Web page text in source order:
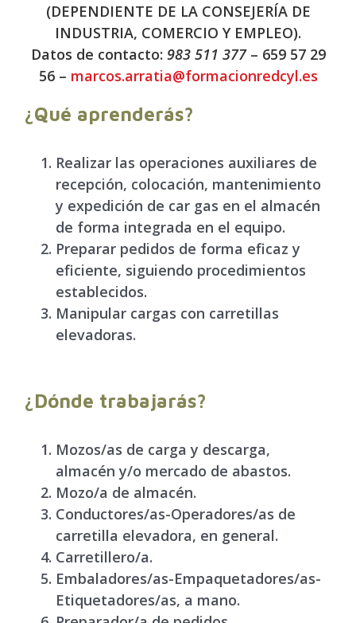
(DEPENDIENTE DE LA CONSEJERÍA DE
INDUSTRIA, COMERCIO Y EMPLEO).
Datos de contacto: 983 511 377 – 659 57 29
56 – marcos.arratia@formacionredcyl.es
¿Qué aprenderás?
Realizar las operaciones auxiliares de
recepción, colocación, mantenimiento
y expedición de car gas en el almacén
de forma integrada en el equipo.
Preparar pedidos de forma eficaz y
eficiente, siguiendo procedimientos
establecidos.
Manipular cargas con carretillas
elevadoras.
¿Dónde trabajarás?
Mozos/as de carga y descarga,
almacén y/o mercado de abastos.
Mozo/a de almacén.
Conductores/as-Operadores/as de
carretilla elevadora, en general.
Carretillero/a.
Embaladores/as-Empaquetadores/as-
Etiquetadores/as, a mano.